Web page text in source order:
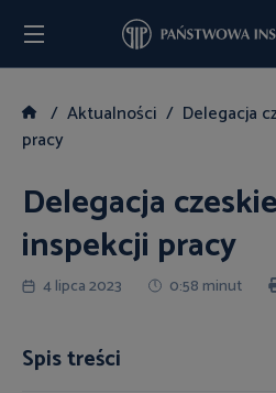
Aktualności
Delegacja
pracy
Delegacja
inspekcji pracy
4 lipca 2023 0:58 minut
Spis treści